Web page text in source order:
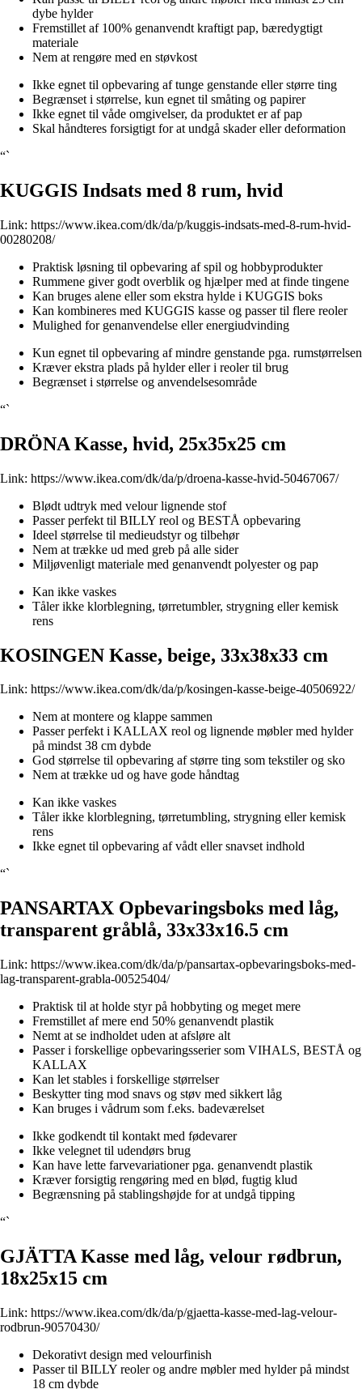
dybe hylder
Fremstillet af 100% genanvendt kraftigt pap, bæredygtigt
materiale
Nem at rengøre med en støvkost
Ikke egnet til opbevaring af tunge genstande eller større ting
Begrænset i størrelse, kun egnet til småting og papirer
Ikke egnet til våde omgivelser, da produktet er af pap
Skal håndteres forsigtigt for at undgå skader eller deformation
“`
KUGGIS Indsats med 8 rum, hvid
Link: https://www.ikea.com/dk/da/p/kuggis-indsats-med-8-rum-hvid-
00280208/
Praktisk løsning til opbevaring af spil og hobbyprodukter
Rummene giver godt overblik og hjælper med at finde tingene
Kan bruges alene eller som ekstra hylde i KUGGIS boks
Kan kombineres med KUGGIS kasse og passer til flere reoler
Mulighed for genanvendelse eller energiudvinding
Kun egnet til opbevaring af mindre genstande pga. rumstørrelsen
Kræver ekstra plads på hylder eller i reoler til brug
Begrænset i størrelse og anvendelsesområde
“`
DRÖNA Kasse, hvid, 25x35x25 cm
Link: https://www.ikea.com/dk/da/p/droena-kasse-hvid-50467067/
Blødt udtryk med velour lignende stof
Passer perfekt til BILLY reol og BESTÅ opbevaring
Ideel størrelse til medieudstyr og tilbehør
Nem at trække ud med greb på alle sider
Miljøvenligt materiale med genanvendt polyester og pap
Kan ikke vaskes
Tåler ikke klorblegning, tørretumbler, strygning eller kemisk
rens
KOSINGEN Kasse, beige, 33x38x33 cm
Link: https://www.ikea.com/dk/da/p/kosingen-kasse-beige-40506922/
Nem at montere og klappe sammen
Passer perfekt i KALLAX reol og lignende møbler med hylder
på mindst 38 cm dybde
God størrelse til opbevaring af større ting som tekstiler og sko
Nem at trække ud og have gode håndtag
Kan ikke vaskes
Tåler ikke klorblegning, tørretumbling, strygning eller kemisk
rens
Ikke egnet til opbevaring af vådt eller snavset indhold
“`
PANSARTAX Opbevaringsboks med låg,
transparent gråblå, 33x33x16.5 cm
Link: https://www.ikea.com/dk/da/p/pansartax-opbevaringsboks-med-
lag-transparent-grabla-00525404/
Praktisk til at holde styr på hobbyting og meget mere
Fremstillet af mere end 50% genanvendt plastik
Nemt at se indholdet uden at afsløre alt
Passer i forskellige opbevaringsserier som VIHALS, BESTÅ og
KALLAX
Kan let stables i forskellige størrelser
Beskytter ting mod snavs og støv med sikkert låg
Kan bruges i vådrum som f.eks. badeværelset
Ikke godkendt til kontakt med fødevarer
Ikke velegnet til udendørs brug
Kan have lette farvevariationer pga. genanvendt plastik
Kræver forsigtig rengøring med en blød, fugtig klud
Begrænsning på stablingshøjde for at undgå tipping
“`
GJÄTTA Kasse med låg, velour rødbrun,
18x25x15 cm
Link: https://www.ikea.com/dk/da/p/gjaetta-kasse-med-lag-velour-
rodbrun-90570430/
Dekorativt design med velourfinish
Passer til BILLY reoler og andre møbler med hylder på mindst
18 cm dybde